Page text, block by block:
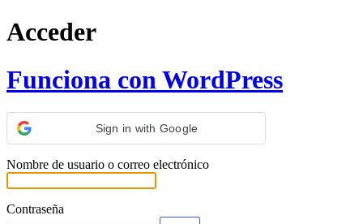
Acceder
Funciona con WordPress
Sign in with Google
Nombre de usuario o correo electrónico
Contraseña